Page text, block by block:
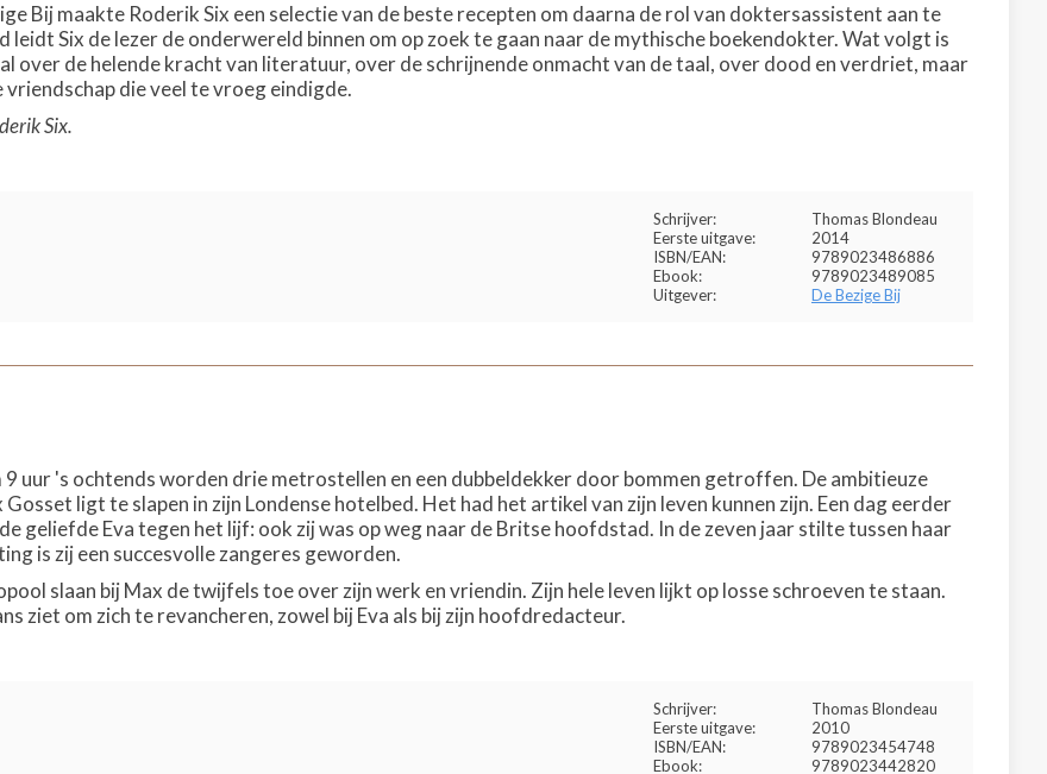
Bij maakte Roderik Six een selectie van de beste recepten om daarna de rol van doktersassistent aan te
leidt Six de lezer de onderwereld binnen om op zoek te gaan naar de mythische boekendokter. Wat volgt is
over de helende kracht van literatuur, over de schrijnende onmacht van de taal, over dood en verdriet, maar
vriendschap die veel te vroeg eindigde.
Six.
Schrijver:
Thomas Blondeau
Eerste uitgave:
2014
ISBN/EAN:
9789023486886
Ebook:
9789023489085
Uitgever:
De Bezige Bij
9 uur 's ochtends worden drie metrostellen en een dubbeldekker door bommen getroffen. De ambitieuze
ligt te slapen in zijn Londense hotelbed. Het had het artikel van zijn leven kunnen zijn. Een dag eerder
geliefde Eva tegen het lijf: ook zij was op weg naar de Britse hoofdstad. In de zeven jaar stilte tussen haar
is zij een succesvolle zangeres geworden.
slaan bij Max de twijfels toe over zijn werk en vriendin. Zijn hele leven lijkt op losse schroeven te staan.
ziet om zich te revancheren, zowel bij Eva als bij zijn hoofdredacteur.
Schrijver:
Thomas Blondeau
Eerste uitgave:
2010
ISBN/EAN:
9789023454748
Ebook:
9789023442820